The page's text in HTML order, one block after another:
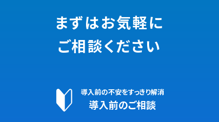
まずはお気軽に
ご相談ください
導入前の不安をすっきり解消
導入前のご相談